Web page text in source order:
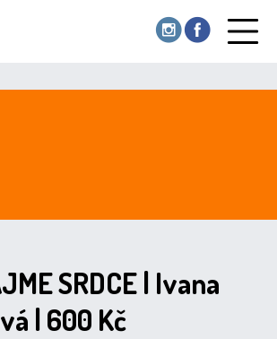
SRDCE | Ivana
| 600 Kč